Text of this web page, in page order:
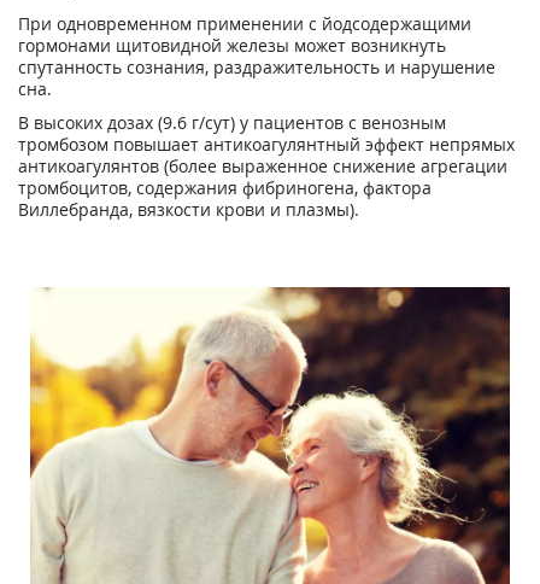
При одновременном применении с йодсодержащими
гормонами щитовидной железы может возникнуть
спутанность сознания, раздражительность и нарушение
сна.
В высоких дозах (9.6 г/сут) у пациентов с венозным
тромбозом повышает антикоагулянтный эффект непрямых
антикоагулянтов (более выраженное снижение агрегации
тромбоцитов, содержания фибриногена, фактора
Виллебранда, вязкости крови и плазмы).